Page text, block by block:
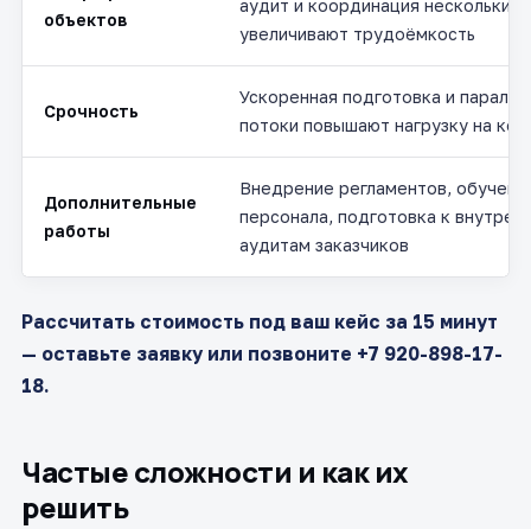
объектов
аудит и координация нескольких
увеличивают трудоёмкость
Срочность
Ускоренная подготовка и
потоки повышают нагрузку на
Дополнительные
работы
Внедрение регламентов,
персонала, подготовка к
аудитам заказчиков
Рассчитать стоимость под ваш кейс за 15 минут
— оставьте заявку или позвоните +7 920-898-17-
18.
Частые сложности и как их
решить